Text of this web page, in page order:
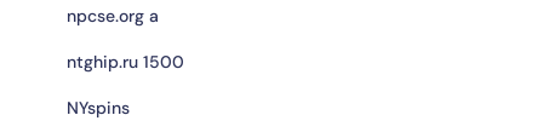
npcse.org a
ntghip.ru 1500
NYspins